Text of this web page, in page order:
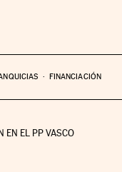
FINANCIACIÓN
EN EL PP VASCO